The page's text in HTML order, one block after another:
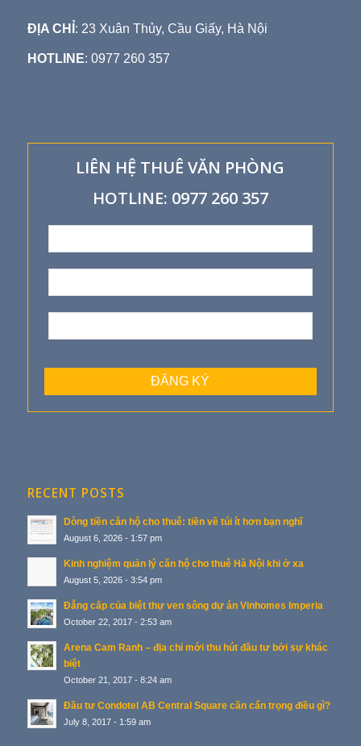
ĐỊA CHỈ : 23 Xuân Thủy, Cầu Giấy, Hà Nội
HOTLINE: 0977 260 357
LIÊN HỆ THUÊ VĂN PHÒNG
HOTLINE: 0977 260 357
RECENT POSTS
Dòng tiền căn hộ cho thuê: tiền về túi ít hơn bạn nghĩ
August 6, 2026 - 1:57 pm
Kinh nghiệm quản lý căn hộ cho thuê Hà Nội khi ở xa
August 5, 2026 - 3:54 pm
Đẳng cấp của biệt thự ven sông dự án Vinhomes Imperia
October 22, 2017 - 2:53 am
Arena Cam Ranh – địa chỉ mới thu hút đầu tư bởi sự khác
biệt
October 21, 2017 - 8:24 am
Đầu tư Condotel AB Central Square cần cẩn trọng điều gì?
July 8, 2017 - 1:59 am